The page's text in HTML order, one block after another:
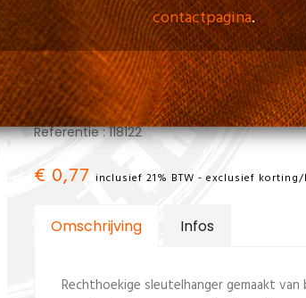
contactpagina.
Gian beukenhouten
Referentie : 118122
€ 0,77 inclusief 21% BTW - exclusief
Omschrijving Infos
Rechthoekige sleutelhanger gemaakt